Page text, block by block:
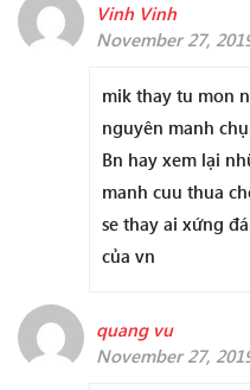
Vinh Vinh
November 27,
mik thay tu mon
nguyên manh
Bn hay xem lại
manh cuu thua
se thay ai xứng
của vn
quang vu
November 27,